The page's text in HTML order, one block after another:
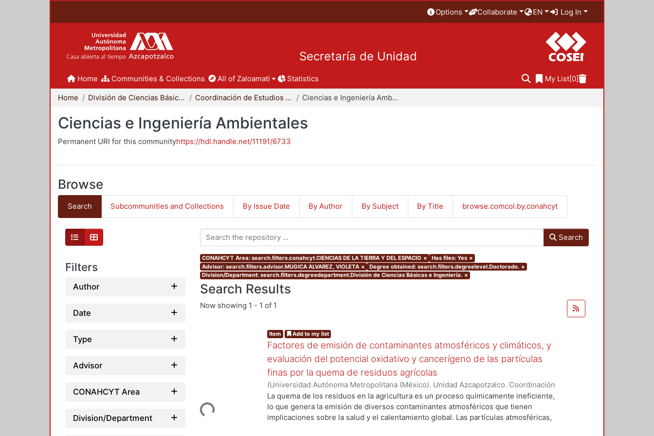
Options Collaborate EN Log In
Secretaría de Unidad
Home Communities & Collections All of Zaloamati Statistics My List[0]
Home División de Ciencias Básicas e Ingeniería Coordinación de Estudios de Posgrado - CBI Ciencias e Ingeniería Ambientales
Ciencias e Ingeniería Ambientales
Permanent URI for this communityhttps://hdl.handle.net/11191/6733
Browse
Search Subcommunities and Collections By Issue Date By Author By Subject By Title browse.comcol.by.conahcyt
Filters
Author
Date
Type
Advisor
CONAHCYT Area
Division/Department
Search
CONAHCYT Area: search.filters.conahcyt.CIENCIAS DE LA TIERRA Y DEL ESPACIO × Has files: Yes ×
Advisor: search.filters.advisor.MUGICA ALVAREZ, VIOLETA × Degree obtained: search.filters.degreelevel.Doctorado. ×
Division/Department: search.filters.degreedepartment.División de Ciencias Básicas e Ingeniería. ×
Search Results
Now showing 1 - 1 of 1
Loading...
Item Add to my list
Factores de emisión de contaminantes atmosféricos y climáticos, y
evaluación del potencial oxidativo y cancerígeno de las partículas
finas por la quema de residuos agrícolas
(Universidad Autónoma Metropolitana (México). Unidad Azcapotzalco. Coordinación
de Servicios de Información.,2017)SANTIAGO DE LA ROSA, NAXIELI
La quema de los residuos en la agricultura es un proceso químicamente ineficiente,
lo que genera la emisión de diversos contaminantes atmosféricos que tienen
implicaciones sobre la salud y el calentamiento global. Las partículas atmosféricas,